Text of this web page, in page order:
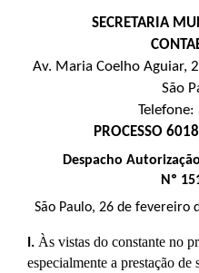
SECRETARIA
Av. Maria Coelho Aguiar,
São
PROCESSO
Despacho
Nº
São Paulo, 26 de fevereiro
I. Às vistas do constante no
especialmente a prestação